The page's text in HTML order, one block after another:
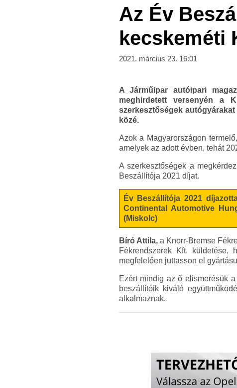
Az Év
kecskeméti
2021. március 23. 16:01
A Járműipar autóipari
meghirdetett versenyén a
szerkesztőségek
közé.
Azok a Magyarországon
amelyek az adott évben, tehát
A szerkesztőségek a
Beszállítója 2021 díjat.
Év Beszállítója 2021
Continental Automotive
(Miskolc)
Bíró Attila,a Knorr-Bremse
Fékrendszerek Kft.
megfelelően juttasson el
Ezért mindig az ő elismerésük
beszállítóik kiváló
alkalmaznak.